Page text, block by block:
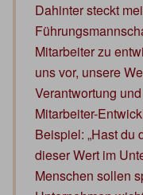
Dahinter steckt
Mitarbeiter zu
uns vor, unsere
Verantwortung
Mitarbeiter-
Beispiel: „Hast du
dieser Wert im
Menschen sollen